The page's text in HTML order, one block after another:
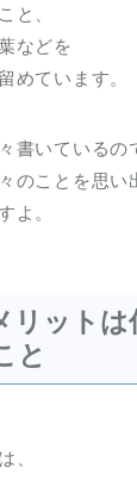
と、
などを
めています。
書いているの
のことを思い
よ。
リットは
と
、